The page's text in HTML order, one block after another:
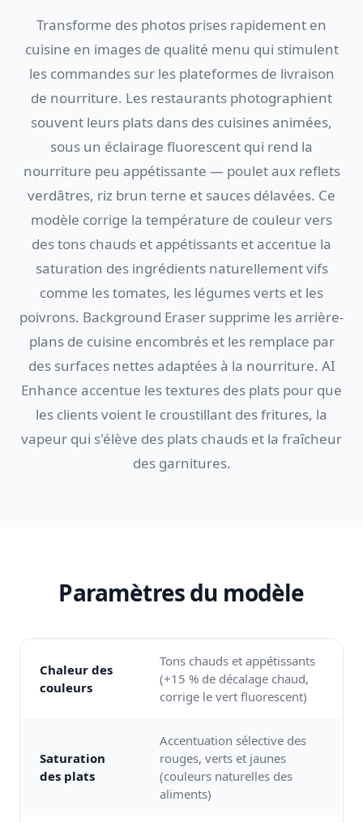
Transforme des photos prises rapidement en
cuisine en images de qualité menu qui stimulent
les commandes sur les plateformes de livraison
de nourriture. Les restaurants photographient
souvent leurs plats dans des cuisines animées,
sous un éclairage fluorescent qui rend la
nourriture peu appétissante — poulet aux reflets
verdâtres, riz brun terne et sauces délavées. Ce
modèle corrige la température de couleur vers
des tons chauds et appétissants et accentue la
saturation des ingrédients naturellement vifs
comme les tomates, les légumes verts et les
poivrons. Background Eraser supprime les arrière-
plans de cuisine encombrés et les remplace par
des surfaces nettes adaptées à la nourriture. AI
Enhance accentue les textures des plats pour que
les clients voient le croustillant des fritures, la
vapeur qui s'élève des plats chauds et la fraîcheur
des garnitures.
Paramètres du modèle
Chaleur des
couleurs
Tons chauds et appétissants
(+15 % de décalage chaud,
corrige le vert fluorescent)
Saturation
des plats
Accentuation sélective des
rouges, verts et jaunes
(couleurs naturelles des
aliments)